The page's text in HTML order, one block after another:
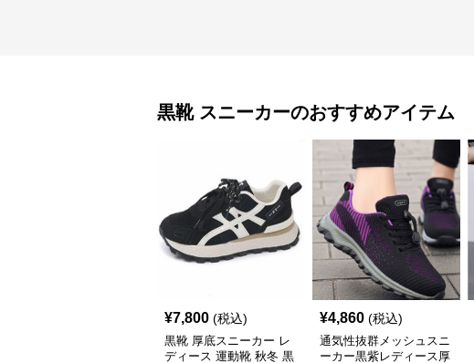
黒靴 スニーカーのおすすめアイテム
¥7,800 (税込)
黒靴 厚底スニーカー レ
ディース 運動靴 秋冬 黒
¥4,860 (税込)
通気性抜群メッシュスニ
ーカー黒紫レディース厚